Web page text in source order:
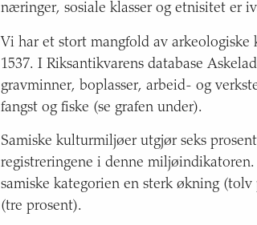
næringer, sosiale klasser og etnisitet er
Vi har et stort mangfold av
1537. I Riksantikvarens database
gravminner, boplasser, arbeid- og
fangst og fiske (se grafen under).
Samiske kulturmiljøer utgjør seks
registreringene i denne
samiske kategorien en sterk økning
(tre prosent).